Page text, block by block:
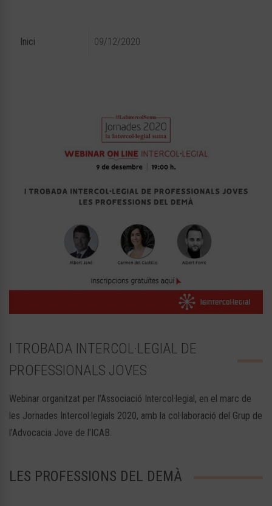
Inici 09/12/2020
I TROBADA INTERCOL·LEGIAL DE
PROFESSIONALS JOVES
Webinar organitzat per l’Associació Intercol·legial, en el marc de
les Jornades Intercol·legials 2020, amb la col·laboració del Grup de
l’Advocacia Jove de l’ICAB.
LES PROFESSIONS DEL DEMÀ